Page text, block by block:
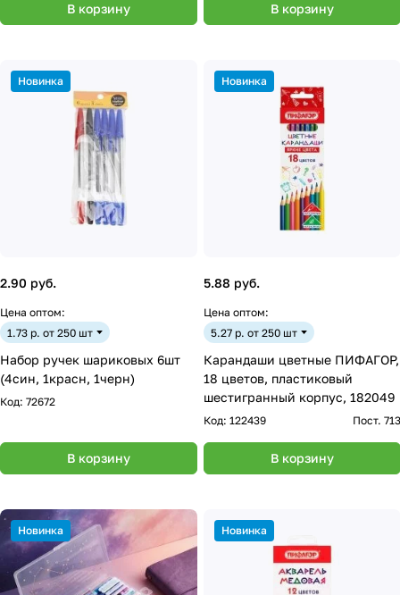
В корзину В корзину
Новинка
2.90 руб.
Цена оптом:
1.73 р. от 250 шт
Набор ручек шариковых 6шт
(4син, 1красн, 1черн)
Код: 72672
В корзину
Новинка
5.88 руб.
Цена оптом:
5.27 р. от 250 шт
Карандаши цветные ПИФАГОР,
18 цветов, пластиковый
шестигранный корпус, 182049
Код: 122439 Пост. 713
В корзину
Новинка Новинка